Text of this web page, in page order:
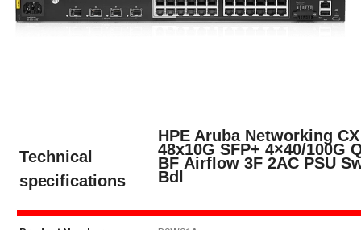
Technical
specifications
HPE Aruba Networking
48x10G SFP+ 4×40/100G
BF Airflow 3F 2AC PSU
Bdl